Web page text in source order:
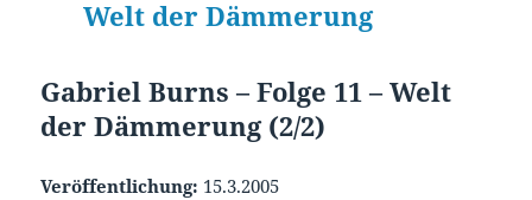
Gabriel Burns – Folge 11 – Welt
der Dämmerung (2/2)
Veröffentlichung: 15.3.2005